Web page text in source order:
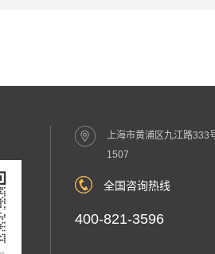
上海市黄浦区九江路333
1507
全国咨询热线
400-821-3596